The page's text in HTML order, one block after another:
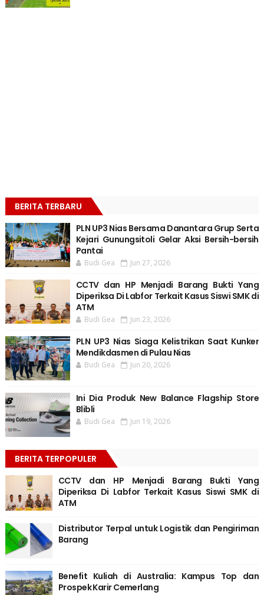
BERITA TERBARU
PLN UP3 Nias Bersama Danantara Grup Serta
Kejari Gunungsitoli Gelar Aksi Bersih-bersih
Pantai
Budi Gea Jun 27, 2026
CCTV dan HP Menjadi Barang Bukti Yang
Diperiksa Di Labfor Terkait Kasus Siswi SMK di
ATM
Budi Gea Jun 23, 2026
PLN UP3 Nias Siaga Kelistrikan Saat Kunker
Mendikdasmen di Pulau Nias
Budi Gea Jun 20, 2026
Ini Dia Produk New Balance Flagship Store
Blibli
Budi Gea Jun 19, 2026
BERITA TERPOPULER
CCTV dan HP Menjadi Barang Bukti Yang
Diperiksa Di Labfor Terkait Kasus Siswi SMK di
ATM
Distributor Terpal untuk Logistik dan Pengiriman
Barang
Benefit Kuliah di Australia: Kampus Top dan
Prospek Karir Cemerlang